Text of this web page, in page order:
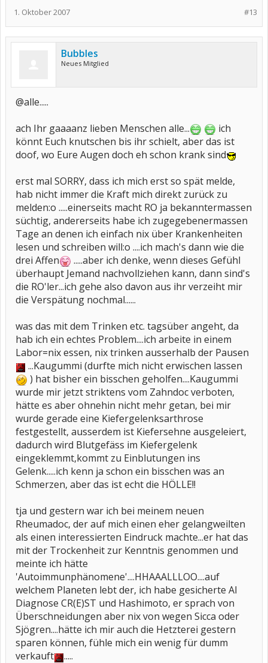
#13
1. Oktober 2007
Bubbles
Neues Mitglied
@alle.....
ach Ihr gaaaanz lieben Menschen alle...
ich
könnt Euch knutschen bis ihr schielt, aber das ist
doof, wo Eure Augen doch eh schon krank sind
erst mal SORRY, dass ich mich erst so spät melde,
hab nicht immer die Kraft mich direkt zurück zu
melden:o .....einerseits macht RO ja bekanntermassen
süchtig, andererseits habe ich zugegebenermassen
Tage an denen ich einfach nix über Krankenheiten
lesen und schreiben will:o ....ich mach's dann wie die
drei Affen
.....aber ich denke, wenn dieses Gefühl
überhaupt Jemand nachvollziehen kann, dann sind's
die RO'ler...ich gehe also davon aus ihr verzeiht mir
die Verspätung nochmal......
was das mit dem Trinken etc. tagsüber angeht, da
hab ich ein echtes Problem....ich arbeite in einem
Labor=nix essen, nix trinken ausserhalb der Pausen
...Kaugummi (durfte mich nicht erwischen lassen
) hat bisher ein bisschen geholfen....Kaugummi
wurde mir jetzt striktens vom Zahndoc verboten,
hätte es aber ohnehin nicht mehr getan, bei mir
wurde gerade eine Kiefergelenksarthrose
festgestellt, ausserdem ist Kiefersehne ausgeleiert,
dadurch wird Blutgefäss im Kiefergelenk
eingeklemmt,kommt zu Einblutungen ins
Gelenk.....ich kenn ja schon ein bisschen was an
Schmerzen, aber das ist echt die HÖLLE!!
tja und gestern war ich bei meinem neuen
Rheumadoc, der auf mich einen eher gelangweilten
als einen interessierten Eindruck machte...er hat das
mit der Trockenheit zur Kenntnis genommen und
meinte ich hätte
'Autoimmunphänomene'....HHAAALLLOO....auf
welchem Planeten lebt der, ich habe gesicherte AI
Diagnose CR(E)ST und Hashimoto, er sprach von
Überschneidungen aber nix von wegen Sicca oder
Sjögren....hätte ich mir auch die Hetzterei gestern
sparen können, fühle mich ein wenig für dumm
verkauft
.....